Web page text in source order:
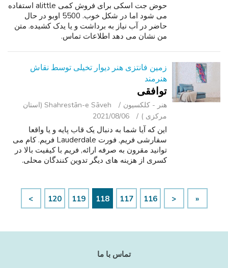
حوض جت اسکی برای فروش کمی alittle استفاده
می شود اما در شکل خوب. 5500 اوبو در حال
حاضر در آب نیاز به برداشت و یا یدک کشیده. متن
من نشان می دهد اطلاعات تماس.
زمین فانتزی هنر دیوار تخیلی توسط نقاش
هنرمند
توافقی
هنر - کلکسیون
Shahrestān-e Sāveh (استان
مرکزی )
2021/08/06
این که آیا شما به دنبال یک قاب پایه و یا واقعا
سفارشی فریم, فورت Lauderdale فریم. کام می
توانید مقرون به صرفه ارائه, فریم با کیفیت بالا در
کسری از هزینه های دیگر تدوین کنندگان محلی.
«
<
116
117
118
119
120
>
تماس با ما